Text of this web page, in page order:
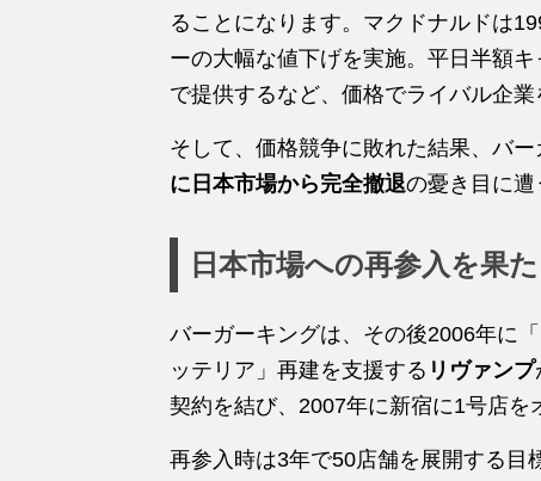
ることになります。マクドナルドは
ーの大幅な値下げを実施。平日半額
で提供するなど、価格でライバル企業
そして、価格競争に敗れた結果、バー
に日本市場から完全撤退の憂き目に遭
日本市場への再参入を果
バーガーキングは、その後2006年に
ッテリア」再建を支援する リヴァンプ
契約を結び、2007年に新宿に1号店を
再参入時は3年で50店舗を展開する目